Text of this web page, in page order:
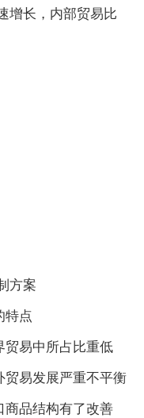
长，内部贸易比
方案
点
易中所占比重低
易发展严重不平衡
品结构有了改善